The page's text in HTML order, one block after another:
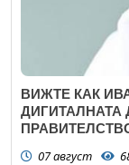
ВИЖТЕ КАК
07 август